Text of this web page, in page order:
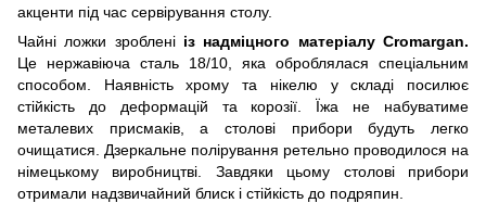
акценти під час сервірування столу.
Чайні ложки зробленііз надміцного матеріалу Cromargan.
Це нержавіюча сталь 18/10, яка оброблялася спеціальним
способом. Наявність хрому та нікелю у складі посилює
стійкість до деформацій та корозії. Їжа не набуватиме
металевих присмаків, а столові прибори будуть легко
очищатися. Дзеркальне полірування ретельно проводилося на
німецькому виробництві. Завдяки цьому столові прибори
отримали надзвичайний блиск і стійкість до подряпин.